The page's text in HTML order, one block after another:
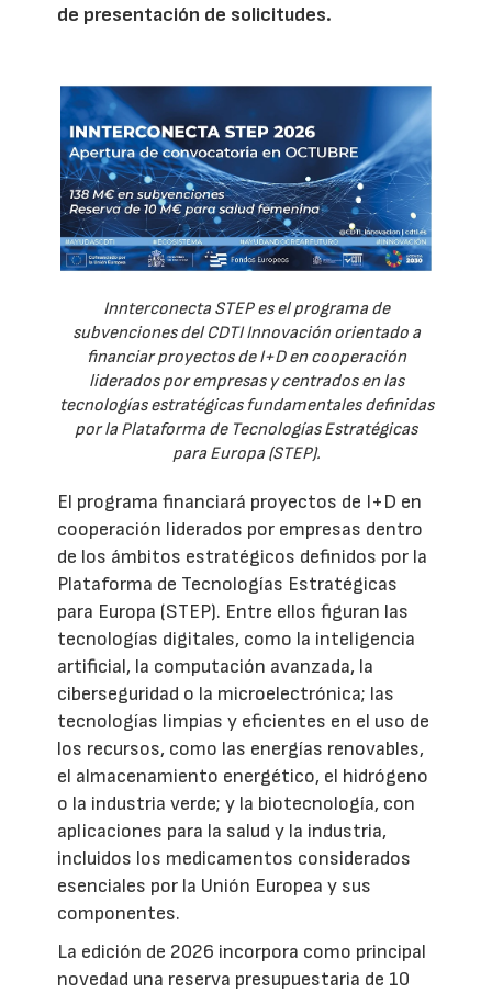
de presentación de solicitudes.
Innterconecta STEP es el programa de
subvenciones del CDTI Innovación orientado a
financiar proyectos de I+D en cooperación
liderados por empresas y centrados en las
tecnologías estratégicas fundamentales definidas
por la Plataforma de Tecnologías Estratégicas
para Europa (STEP).
El programa financiará proyectos de I+D en
cooperación liderados por empresas dentro
de los ámbitos estratégicos definidos por la
Plataforma de Tecnologías Estratégicas
para Europa (STEP). Entre ellos figuran las
tecnologías digitales, como la inteligencia
artificial, la computación avanzada, la
ciberseguridad o la microelectrónica; las
tecnologías limpias y eficientes en el uso de
los recursos, como las energías renovables,
el almacenamiento energético, el hidrógeno
o la industria verde; y la biotecnología, con
aplicaciones para la salud y la industria,
incluidos los medicamentos considerados
esenciales por la Unión Europea y sus
componentes.
La edición de 2026 incorpora como principal
novedad una reserva presupuestaria de 10